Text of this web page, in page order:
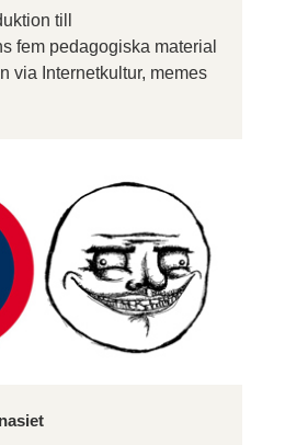
till
fem pedagogiska material
via Internetkultur, memes